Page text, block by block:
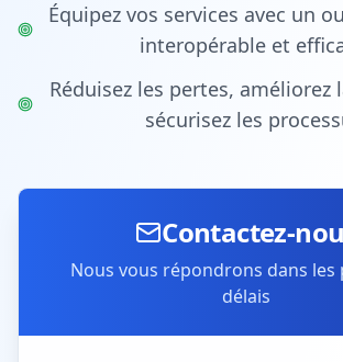
Équipez vos services avec un
interopérable et
Réduisez les pertes, améliorez
sécurisez les
Contactez-
Nous vous répondrons dans les
délais